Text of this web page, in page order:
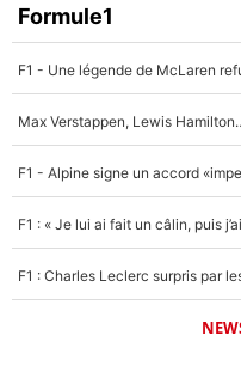
Formule1